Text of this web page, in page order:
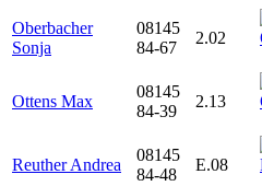
Oberbacher
Sonja
08145
84-67
2.02
Ottens Max
08145
84-39
2.13
Reuther Andrea
08145
84-48
E.08